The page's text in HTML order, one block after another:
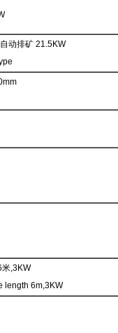
动排矿 21.5KW
米,3KW
length 6m,3KW